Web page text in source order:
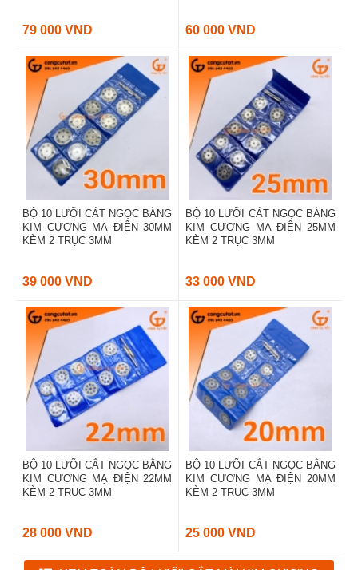
79 000 VND 60 000 VND
BỘ 10 LƯỠI CẮT NGỌC BẰNG
KIM CƯƠNG MẠ ĐIỆN 30MM
KÈM 2 TRỤC 3MM
39 000 VND
BỘ 10 LƯỠI CẮT NGỌC BẰNG
KIM CƯƠNG MẠ ĐIỆN 25MM
KÈM 2 TRỤC 3MM
33 000 VND
BỘ 10 LƯỠI CẮT NGỌC BẰNG
KIM CƯƠNG MẠ ĐIỆN 22MM
KÈM 2 TRỤC 3MM
28 000 VND
BỘ 10 LƯỠI CẮT NGỌC BẰNG
KIM CƯƠNG MẠ ĐIỆN 20MM
KÈM 2 TRỤC 3MM
25 000 VND